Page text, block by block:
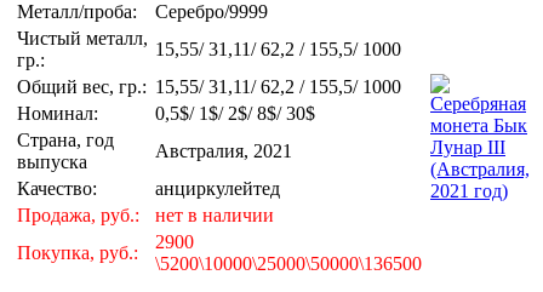
Металл/проба:
Серебро/9999
Чистый металл,
гр.:
15,55/ 31,11/ 62,2 / 155,5/ 1000
Общий вес, гр.: 15,55/ 31,11/ 62,2 / 155,5/ 1000
Номинал:
0,5$/ 1$/ 2$/ 8$/ 30$
Страна, год
выпуска
Австралия, 2021
Качество:
анциркулейтед
Продажа, руб.:
нет в наличии
Покупка, руб.:
2900
\5200\10000\25000\50000\136500